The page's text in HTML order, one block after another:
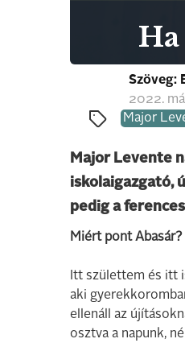
Szöveg:
2022.
Major
Major Levente
iskolaigazgató,
pedig a
Miért pont Abasár?
Itt születtem és itt
aki
ellenáll az
osztva a napunk,